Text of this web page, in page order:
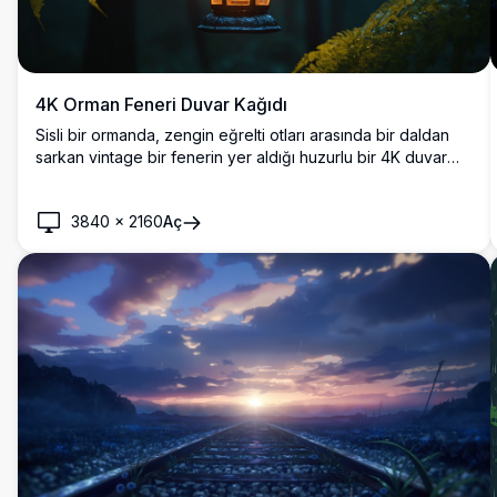
4K Orman Feneri Duvar Kağıdı
Sisli bir ormanda, zengin eğrelti otları arasında bir daldan
sarkan vintage bir fenerin yer aldığı huzurlu bir 4K duvar
olan huzurlu ve büyüleyici bir atmosfer yaratır.
3840 × 2160Aç